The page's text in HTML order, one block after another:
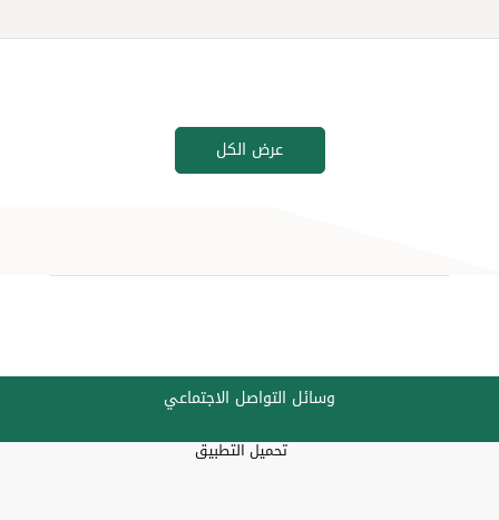
عرض الكل
وسائل التواصل الاجتماعي
تحميل التطبيق